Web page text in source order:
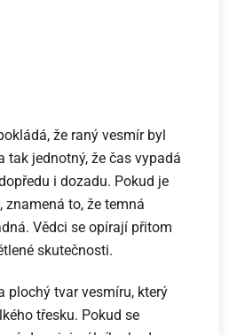
že raný vesmír byl
tak jednotný, že čas vypadá
i dozadu. Pokud je
znamená to, že temná
Vědci se opírají přitom
skutečnosti.
plochý tvar vesmíru, který
třesku. Pokud se